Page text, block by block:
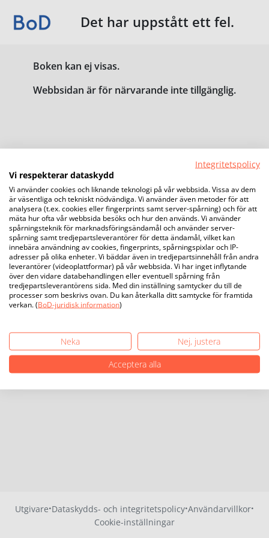
Det har uppstått ett fel.
Boken kan ej visas.
Webbsidan är för närvarande inte tillgänglig.
Utgivare·Dataskydds- och integritetspolicy·Användarvillkor·
Cookie-inställningar
Integritetspolicy
Vi respekterar dataskydd
Vi använder cookies och liknande teknologi på vår webbsida. Vissa av dem
är väsentliga och tekniskt nödvändiga. Vi använder även metoder för att
analysera (t.ex. cookies eller fingerprints samt server-spårning) och för att
mäta hur ofta vår webbsida besöks och hur den används. Vi använder
spårningsteknik för marknadsföringsändamål och använder server-
spårning samt tredjepartsleverantörer för detta ändamål, vilket kan
innebära användning av cookies, fingerprints, spårningspixlar och IP-
adresser på olika enheter. Vi bäddar även in tredjepartsinnehåll från andra
leverantörer (videoplattformar) på vår webbsida. Vi har inget inflytande
över den vidare databehandlingen eller eventuell spårning från
tredjepartsleverantörens sida. Med din inställning samtycker du till de
processer som beskrivs ovan. Du kan återkalla ditt samtycke för framtida
verkan. (BoD-juridisk information)
Neka
Nej, justera
Acceptera alla